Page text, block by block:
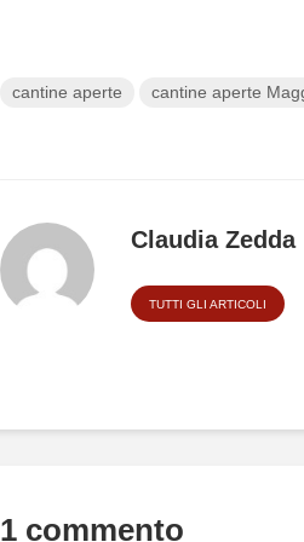
cantine aperte cantine aperte
Claudia Zedda
TUTTI GLI ARTICOLI
1 commento